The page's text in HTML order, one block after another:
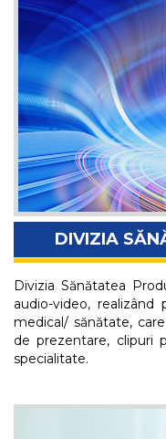
DIVIZIA
Divizia Sănătatea
audio-video,
medical/ sănătate,
de prezentare, clipuri
specialitate.